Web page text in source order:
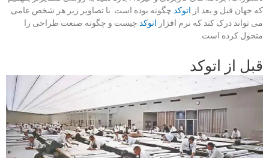
که جهان قبل و بعد از اتوکد چگونه بوده است. با تصاویر زیر هر شخص عامی
می تواند درک کند که نرم افزار اتوکد چیست و چگونه صنعت طراحی را
متحول کرده است.
قبل از اتوکد